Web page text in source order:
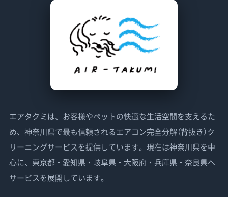
エアタクミは、お客様やペットの快適な生活空間を支えるた
め、神奈川県で最も信頼されるエアコン完全分解（背抜き）ク
リーニングサービスを提供しています。現在は神奈川県を中
心に、東京都・愛知県・岐阜県・大阪府・兵庫県・奈良県へ
サービスを展開しています。